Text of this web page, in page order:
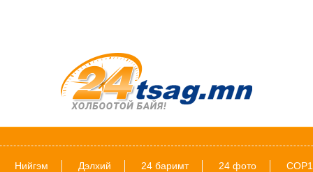
Нийгэм Дэлхий 24 баримт 24 фото